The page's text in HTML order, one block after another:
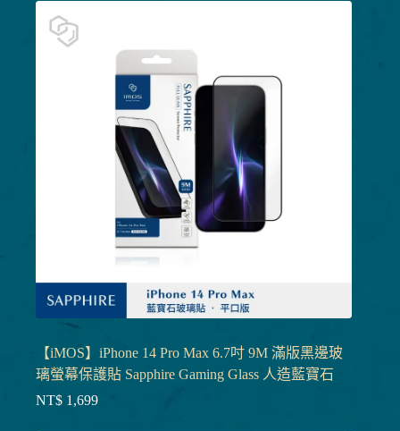
【iMOS】iPhone 14 Pro Max 6.7吋 9M 滿版黑邊玻
璃螢幕保護貼 Sapphire Gaming Glass 人造藍寶石
NT$ 1,699